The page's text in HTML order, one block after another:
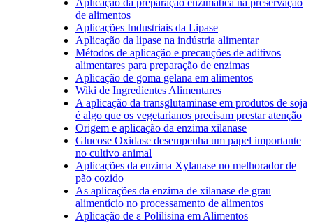
Aplicação da preparação enzimática na preservação
de alimentos
Aplicações Industriais da Lipase
Aplicação da lipase na indústria alimentar
Métodos de aplicação e precauções de aditivos
alimentares para preparação de enzimas
Aplicação de goma gelana em alimentos
Wiki de Ingredientes Alimentares
A aplicação da transglutaminase em produtos de soja
é algo que os vegetarianos precisam prestar atenção
Origem e aplicação da enzima xilanase
Glucose Oxidase desempenha um papel importante
no cultivo animal
Aplicações da enzima Xylanase no melhorador de
pão cozido
As aplicações da enzima de xilanase de grau
alimentício no processamento de alimentos
Aplicação de ε Polilisina em Alimentos